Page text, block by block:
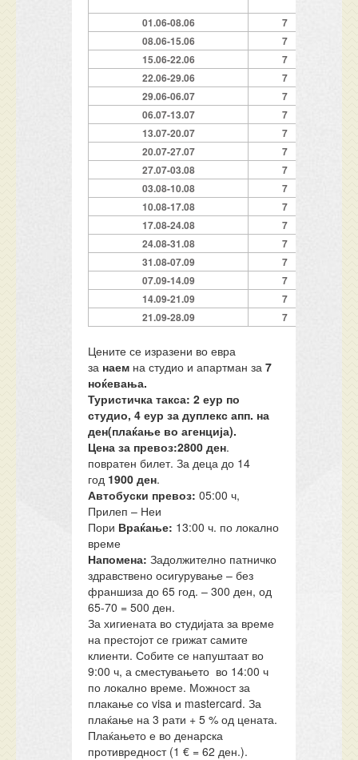
01.06-08.06
7
08.06-15.06
7
15.06-22.06
7
22.06-29.06
7
29.06-06.07
7
06.07-13.07
7
13.07-20.07
7
20.07-27.07
7
27.07-03.08
7
03.08-10.08
7
10.08-17.08
7
17.08-24.08
7
24.08-31.08
7
31.08-07.09
7
07.09-14.09
7
14.09-21.09
7
21.09-28.09
7
Цените се изразени во евра
за наем на студио и апартман за7
ноќевања.
Туристичка такса:2 еур по
студио, 4еур за дуплекс апп. на
ден(плаќање во агенција).
Цена за превоз:2800 ден.
повратен билет. За деца до 14
год 1900 ден.
Автобуски превоз:05:00 ч,
Прилеп – Неи
Пори Враќање: 13:00 ч. по локално
време
Напомена: Задолжително патничко
здравствено осигурување – без
франшиза до 65 год. – 300 ден, од
65-70 = 500 ден.
За хигиената во студијата за време
на престојот се грижат самите
клиенти. Собите се напуштаат во
9:00 ч, а сместувањето во 14:00 ч
по локално време. Можност за
плакање со visa и mastercard. За
плаќање на 3 рати + 5 % од цената.
Плаќањето е во денарска
противредност (1 € = 62 ден.).